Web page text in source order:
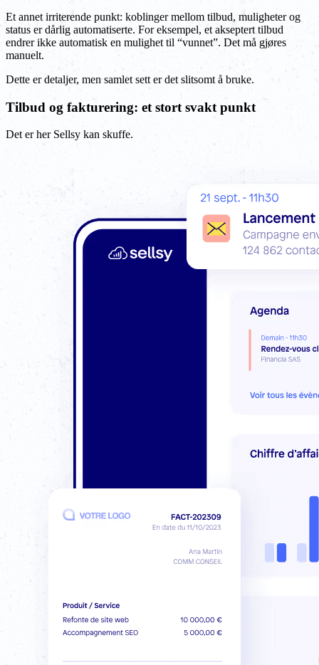
Et annet irriterende punkt: koblinger mellom tilbud, muligheter og
status er dårlig automatiserte. For eksempel, et akseptert tilbud
endrer ikke automatisk en mulighet til “vunnet”. Det må gjøres
manuelt.
Dette er detaljer, men samlet sett er det slitsomt å bruke.
Tilbud og fakturering: et stort svakt punkt
Det er her Sellsy kan skuffe.